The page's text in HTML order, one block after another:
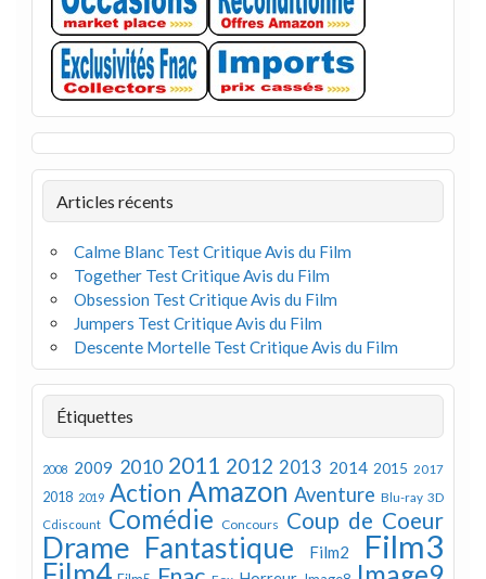
Articles récents
Calme Blanc Test Critique Avis du Film
Together Test Critique Avis du Film
Obsession Test Critique Avis du Film
Jumpers Test Critique Avis du Film
Descente Mortelle Test Critique Avis du Film
Étiquettes
2008 2009 2010 2011 2012 2013 2014 2015 2017
2018 2019 Action Amazon Aventure Blu-ray 3D
Cdiscount Comédie Concours Coup de Coeur
Drame Fantastique Film2 Film3